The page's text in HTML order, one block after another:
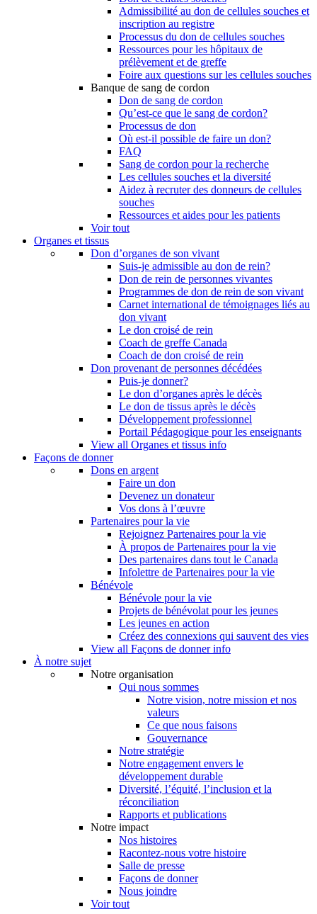
Admissibilité au don de cellules souches et
inscription au registre
Processus du don de cellules souches
Ressources pour les hôpitaux de
prélèvement et de greffe
Foire aux questions sur les cellules souches
Banque de sang de cordon
Don de sang de cordon
Qu’est-ce que le sang de cordon?
Processus de don
Où est-il possible de faire un don?
FAQ
Sang de cordon pour la recherche
Les cellules souches et la diversité
Aidez à recruter des donneurs de cellules
souches
Ressources et aides pour les patients
Voir tout
Organes et tissus
Don d’organes de son vivant
Suis-je admissible au don de rein?
Don de rein de personnes vivantes
Programmes de don de rein de son vivant
Carnet international de témoignages liés au
don vivant
Le don croisé de rein
Coach de greffe Canada
Coach de don croisé de rein
Don provenant de personnes décédées
Puis-je donner?
Le don d’organes après le décès
Le don de tissus après le décès
Développement professionnel
Portail Pédagogique pour les enseignants
View all Organes et tissus info
Façons de donner
Dons en argent
Faire un don
Devenez un donateur
Vos dons à l’œuvre
Partenaires pour la vie
Rejoignez Partenaires pour la vie
À propos de Partenaires pour la vie
Des partenaires dans tout le Canada
Infolettre de Partenaires pour la vie
Bénévole
Bénévole pour la vie
Projets de bénévolat pour les jeunes
Les jeunes en action
Créez des connexions qui sauvent des vies
View all Façons de donner info
À notre sujet
Notre organisation
Qui nous sommes
Notre vision, notre mission et nos
valeurs
Ce que nous faisons
Gouvernance
Notre stratégie
Notre engagement envers le
développement durable
Diversité, l’équité, l’inclusion et la
réconciliation
Rapports et publications
Notre impact
Nos histoires
Racontez-nous votre histoire
Salle de presse
Façons de donner
Nous joindre
Voir tout